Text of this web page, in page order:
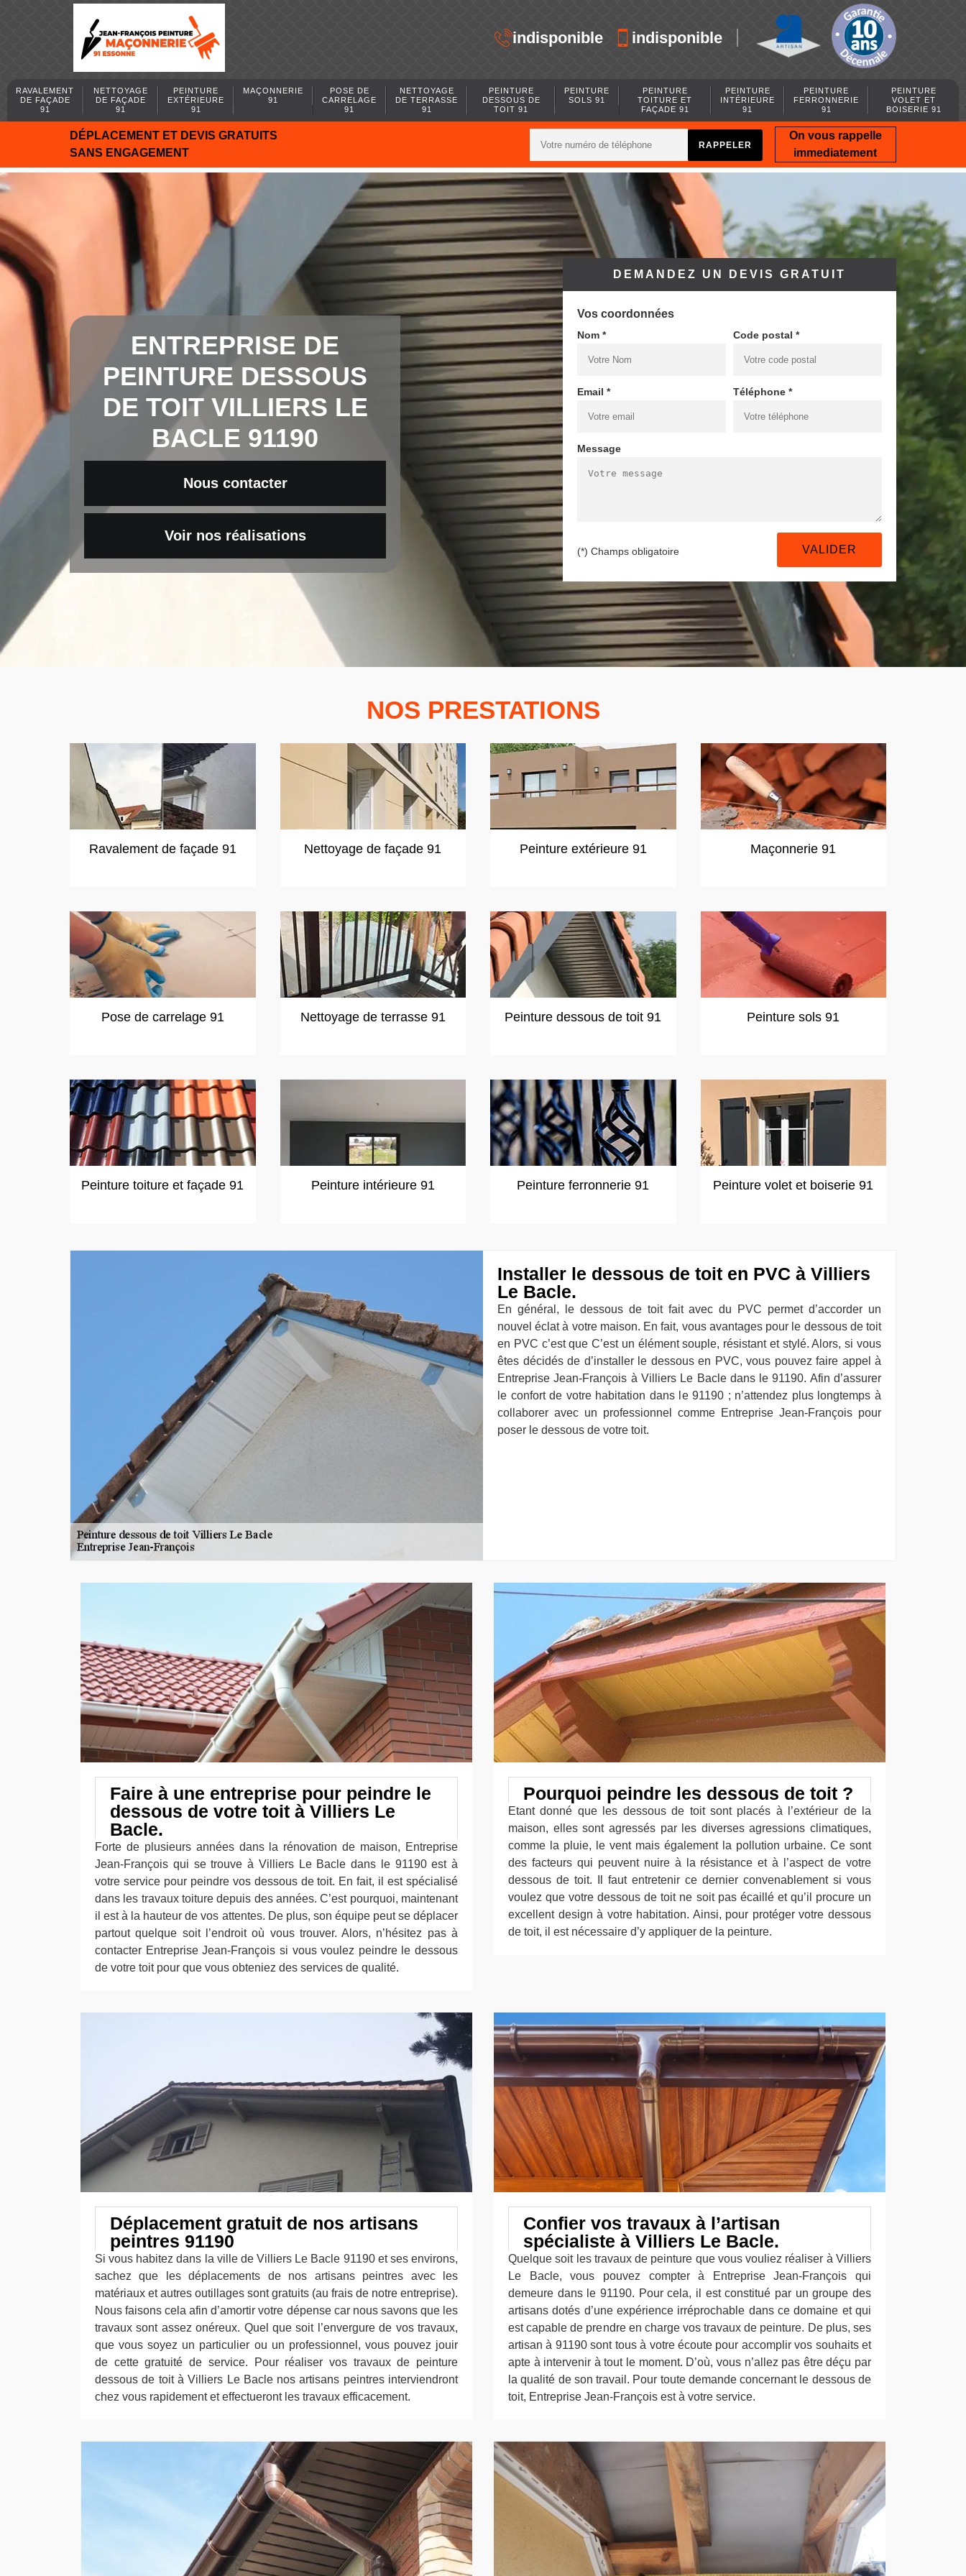
indisponible indisponible
RAVALEMENT
DE FAÇADE
91
NETTOYAGE
DE FAÇADE
91
PEINTURE
EXTÉRIEURE
91
MAÇONNERIE
91
POSE DE
CARRELAGE
91
NETTOYAGE
DE TERRASSE
91
PEINTURE
DESSOUS DE
TOIT 91
PEINTURE
SOLS 91
PEINTURE
TOITURE ET
FAÇADE 91
PEINTURE
INTÉRIEURE
91
PEINTURE
FERRONNERIE
91
PEINTURE
VOLET ET
BOISERIE 91
DÉPLACEMENT ET DEVIS GRATUITS
SANS ENGAGEMENT
On vous rappelle
immediatement
ENTREPRISE DE
PEINTURE DESSOUS
DE TOIT VILLIERS LE
BACLE 91190
Nous contacter
Voir nos réalisations
DEMANDEZ UN DEVIS GRATUIT
Vos coordonnées
Nom * Code postal *
Email * Téléphone *
Message
(*) Champs obligatoire
NOS PRESTATIONS
Ravalement de façade 91 Nettoyage de façade 91 Peinture extérieure 91 Maçonnerie 91
Pose de carrelage 91 Nettoyage de terrasse 91 Peinture dessous de toit 91 Peinture sols 91
Peinture toiture et façade 91 Peinture intérieure 91 Peinture ferronnerie 91 Peinture volet et boiserie 91
Installer le dessous de toit en PVC à Villiers
Le Bacle.
En général, le dessous de toit fait avec du PVC permet d’accorder un
nouvel éclat à votre maison. En fait, vous avantages pour le dessous de toit
en PVC c’est que C’est un élément souple, résistant et stylé. Alors, si vous
êtes décidés de d’installer le dessous en PVC, vous pouvez faire appel à
Entreprise Jean-François à Villiers Le Bacle dans le 91190. Afin d’assurer
le confort de votre habitation dans le 91190 ; n’attendez plus longtemps à
collaborer avec un professionnel comme Entreprise Jean-François pour
poser le dessous de votre toit.
Faire à une entreprise pour peindre le
dessous de votre toit à Villiers Le
Bacle.
Forte de plusieurs années dans la rénovation de maison, Entreprise
Jean-François qui se trouve à Villiers Le Bacle dans le 91190 est à
votre service pour peindre vos dessous de toit. En fait, il est spécialisé
dans les travaux toiture depuis des années. C’est pourquoi, maintenant
il est à la hauteur de vos attentes. De plus, son équipe peut se déplacer
partout quelque soit l’endroit où vous trouver. Alors, n’hésitez pas à
contacter Entreprise Jean-François si vous voulez peindre le dessous
de votre toit pour que vous obteniez des services de qualité.
Pourquoi peindre les dessous de toit ?
Etant donné que les dessous de toit sont placés à l’extérieur de la
maison, elles sont agressés par les diverses agressions climatiques,
comme la pluie, le vent mais également la pollution urbaine. Ce sont
des facteurs qui peuvent nuire à la résistance et à l’aspect de votre
dessous de toit. Il faut entretenir ce dernier convenablement si vous
voulez que votre dessous de toit ne soit pas écaillé et qu’il procure un
excellent design à votre habitation. Ainsi, pour protéger votre dessous
de toit, il est nécessaire d’y appliquer de la peinture.
Déplacement gratuit de nos artisans
peintres 91190
Si vous habitez dans la ville de Villiers Le Bacle 91190 et ses environs,
sachez que les déplacements de nos artisans peintres avec les
matériaux et autres outillages sont gratuits (au frais de notre entreprise).
Nous faisons cela afin d’amortir votre dépense car nous savons que les
travaux sont assez onéreux. Quel que soit l’envergure de vos travaux,
que vous soyez un particulier ou un professionnel, vous pouvez jouir
de cette gratuité de service. Pour réaliser vos travaux de peinture
dessous de toit à Villiers Le Bacle nos artisans peintres interviendront
chez vous rapidement et effectueront les travaux efficacement.
Confier vos travaux à l’artisan
spécialiste à Villiers Le Bacle.
Quelque soit les travaux de peinture que vous vouliez réaliser à Villiers
Le Bacle, vous pouvez compter à Entreprise Jean-François qui
demeure dans le 91190. Pour cela, il est constitué par un groupe des
artisans dotés d’une expérience irréprochable dans ce domaine et qui
est capable de prendre en charge vos travaux de peinture. De plus, ses
artisan à 91190 sont tous à votre écoute pour accomplir vos souhaits et
apte à intervenir à tout le moment. D’où, vous n’allez pas être déçu par
la qualité de son travail. Pour toute demande concernant le dessous de
toit, Entreprise Jean-François est à votre service.